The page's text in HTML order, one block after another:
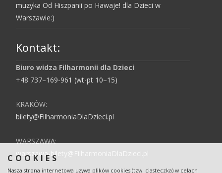
COOKIES
Nasza strona internetowa używa plików cookies (tzw. ciasteczka) w celach
muzyka Od Hiszpanii po Hawaje! dla Dzieci w
Warszawie:)
Kontakt:
Biuro widza Filharmonii dla Dzieci
+48 737–169-961 (wt-pt 10–15)
KRAKÓW:
bilety@FilharmoniaDlaDzieci.pl
WARSZAWA:
warszawa-bilety@FilharmoniaDlaDzieci.pl